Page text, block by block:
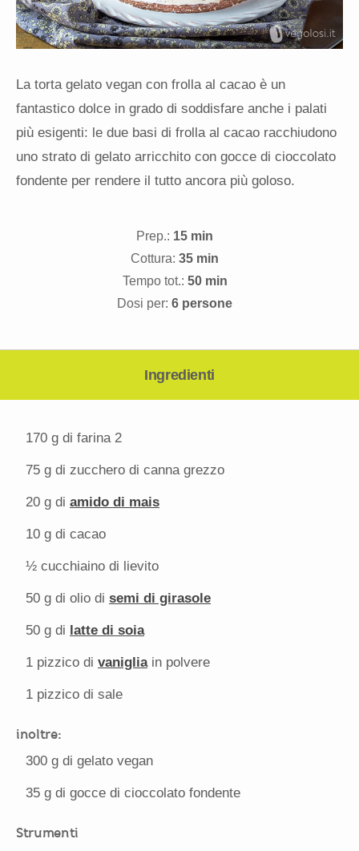
La torta gelato vegan con frolla al cacao è un
fantastico dolce in grado di soddisfare anche i palati
più esigenti: le due basi di frolla al cacao racchiudono
uno strato di gelato arricchito con gocce di cioccolato
fondente per rendere il tutto ancora più goloso.
Prep.: 15 min
Cottura: 35 min
Tempo tot.: 50 min
Dosi per: 6 persone
Ingredienti
170 g di farina 2
75 g di zucchero di canna grezzo
20 g di amido di mais
10 g di cacao
½ cucchiaino di lievito
50 g di olio di semi di girasole
50 g di latte di soia
1 pizzico di vanigliain polvere
1 pizzico di sale
inoltre:
300 g di gelato vegan
35 g di gocce di cioccolato fondente
Strumenti